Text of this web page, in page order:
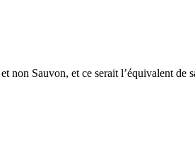
non Sauvon, et ce serait l’équivalent